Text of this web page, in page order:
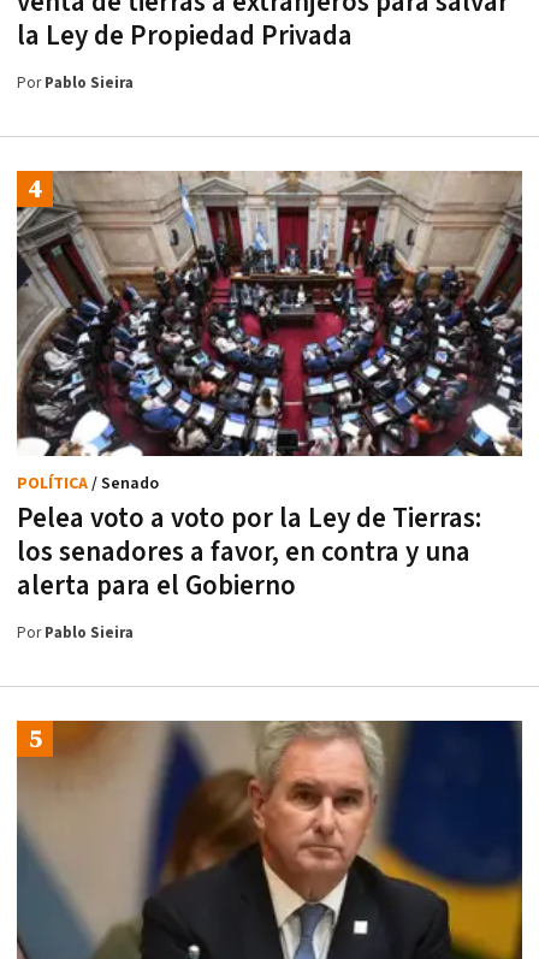
la Ley de Propiedad Privada
PorPablo Sieira
Pelea voto a voto por la Ley de Tierras:
los senadores a favor, en contra y una
alerta para el Gobierno
POLÍTICA/ Senado
PorPablo Sieira